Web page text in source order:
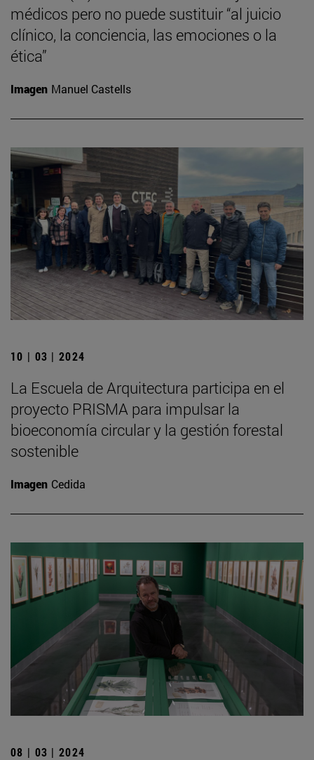
médicos pero no puede sustituir “al juicio
clínico, la conciencia, las emociones o la
ética”
Imagen Manuel Castells
10 | 03 | 2024
La Escuela de Arquitectura participa en el
proyecto PRISMA para impulsar la
bioeconomía circular y la gestión forestal
sostenible
Imagen Cedida
08 | 03 | 2024